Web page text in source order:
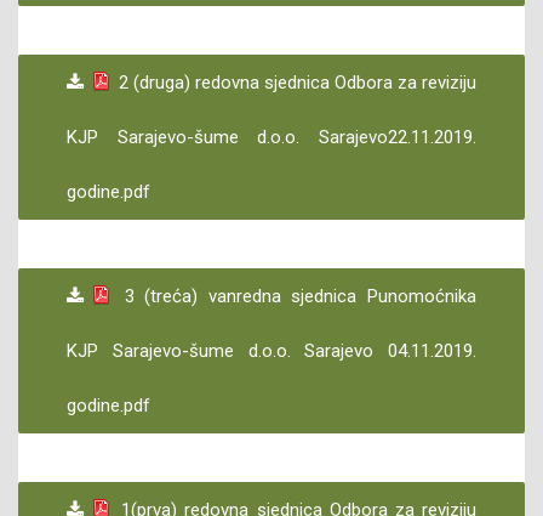
2 (druga) redovna sjednica Odbora za reviziju
KJP Sarajevo-šume d.o.o. Sarajevo22.11.2019.
godine.pdf
3 (treća) vanredna sjednica Punomoćnika
KJP Sarajevo-šume d.o.o. Sarajevo 04.11.2019.
godine.pdf
1(prva) redovna sjednica Odbora za reviziju